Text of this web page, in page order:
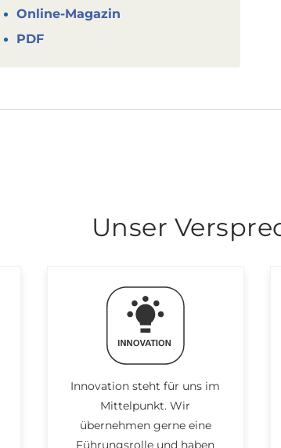
Online-Magazin
PDF
Unser
Innovation steht für uns im
Mittelpunkt. Wir
übernehmen gerne eine
Führungsrolle und haben